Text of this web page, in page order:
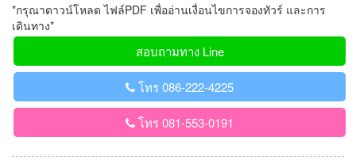
*กรุณาดาวน์โหลด ไฟล์PDF เพื่ออ่านเงื่อนไขการจองทัวร์ และการ
เดินทาง*
สอบถามทาง Line
โทร 086-222-4225
โทร 081-553-0191